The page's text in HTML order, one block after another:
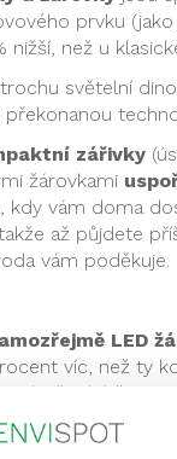
prvku
nižší, než u
světelní
zářivky
žárovkami
kdy vám doma
až půjdete
vám poděkuje.
LED
víc, než ty
dlouhá
máte doma
žárovkám